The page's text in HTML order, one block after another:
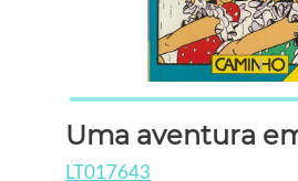
Uma aventura
LT017643